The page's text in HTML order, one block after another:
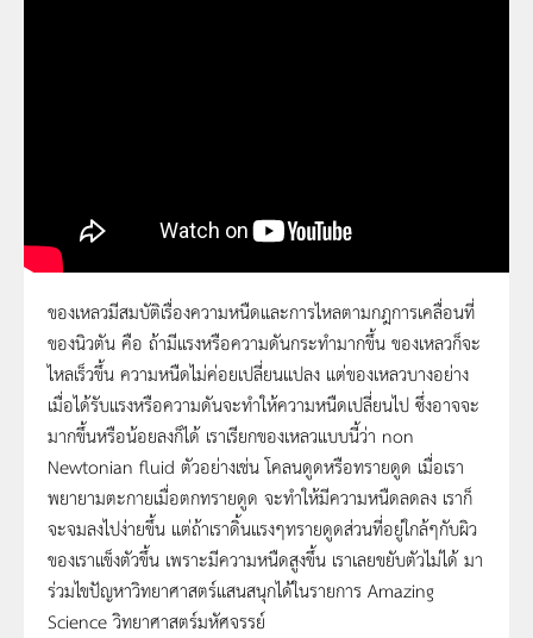
Amazing Science | Season 3 | ตอน โคลนดูด
ของเหลวมีสมบัติเรื่องความหนืดและการไหลตามกฎการเคลื่อนที่
ของนิวตัน คือ ถ้ามีแรงหรือความดันกระทำมากขึ้น ของเหลวก็จะ
ไหลเร็วขึ้น ความหนืดไม่ค่อยเปลี่ยนแปลง แต่ของเหลวบางอย่าง
เมื่อได้รับแรงหรือความดันจะทำให้ความหนืดเปลี่ยนไป ซึ่งอาจจะ
มากขึ้นหรือน้อยลงก็ได้ เราเรียกของเหลวแบบนี้ว่า non
Newtonian fluid ตัวอย่างเช่น โคลนดูดหรือทรายดูด เมื่อเรา
พยายามตะกายเมื่อตกทรายดูด จะทำให้มีความหนืดลดลง เราก็
จะจมลงไปง่ายขึ้น แต่ถ้าเราดิ้นแรงๆทรายดูดส่วนที่อยู่ใกล้ๆกับผิว
ของเราแข็งตัวขึ้น เพราะมีความหนืดสูงขึ้น เราเลยขยับตัวไม่ได้ มา
ร่วมไขปัญหาวิทยาศาสตร์แสนสนุกได้ในรายการ Amazing
Science วิทยาศาสตร์มหัศจรรย์